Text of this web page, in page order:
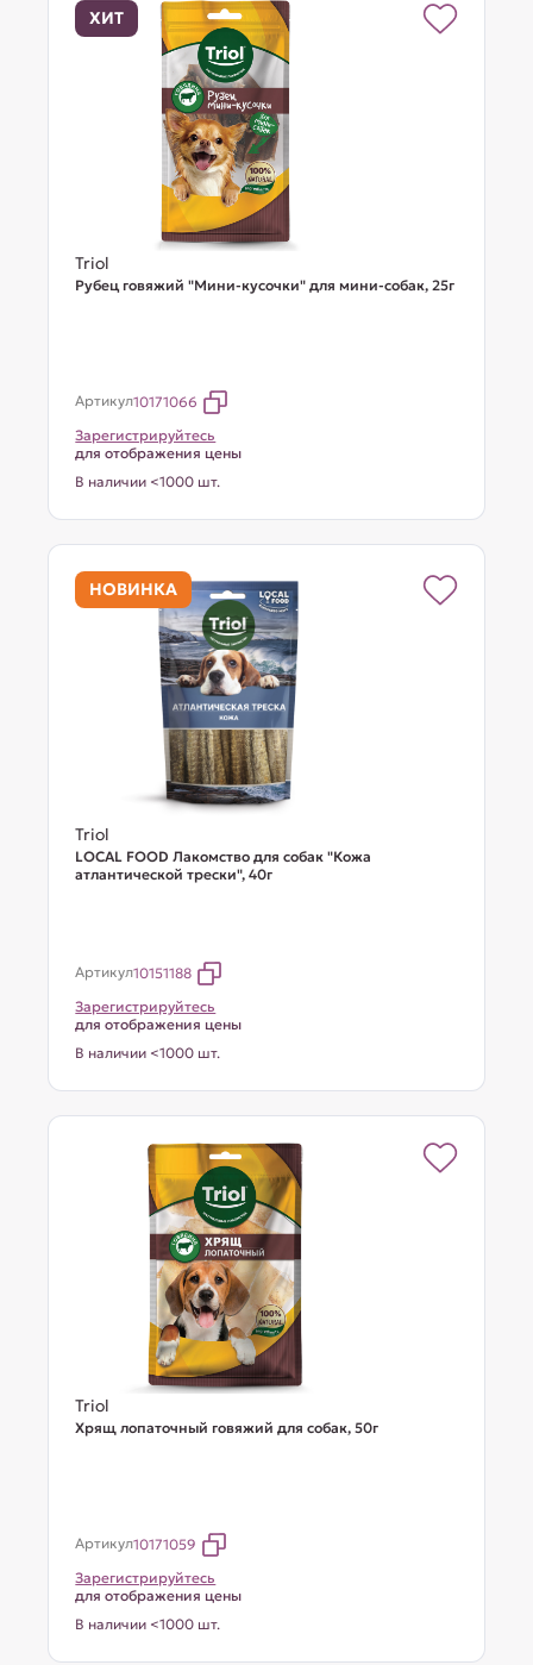
ХИТ
Triol
Рубец говяжий "Мини-кусочки" для мини-собак, 25г
Артикул10171066
Зарегистрируйтесь
для отображения цены
В наличии <1000 шт.
НОВИНКА
Triol
LOCAL FOOD Лакомство для собак "Кожа
атлантической трески", 40г
Артикул10151188
Зарегистрируйтесь
для отображения цены
В наличии <1000 шт.
Triol
Хрящ лопаточный говяжий для собак, 50г
Артикул10171059
Зарегистрируйтесь
для отображения цены
В наличии <1000 шт.